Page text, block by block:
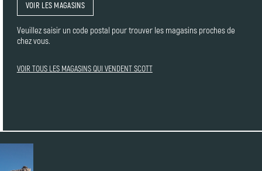
VOIR LES MAGASINS
Veuillez saisir un code postal pour trouver les magasins proches de
chez vous.
VOIR TOUS LES MAGASINS QUI VENDENT SCOTT